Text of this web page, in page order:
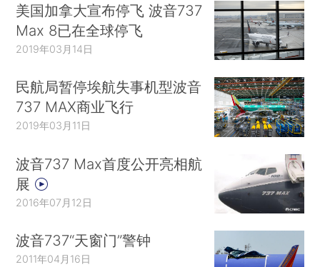
美国加拿大宣布停飞 波音737
Max 8已在全球停飞
2019年03月14日
民航局暂停埃航失事机型波音
737 MAX商业飞行
2019年03月11日
波音737 Max首度公开亮相航
展
2016年07月12日
波音737“天窗门”警钟
2011年04月16日